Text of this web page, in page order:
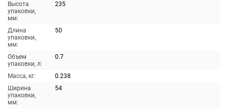
Высота
упаковки,
мм:
235
Длина
упаковки,
мм:
50
Объем
упаковки, л:
0.7
Масса, кг:
0.238
Ширина
упаковки,
мм:
54